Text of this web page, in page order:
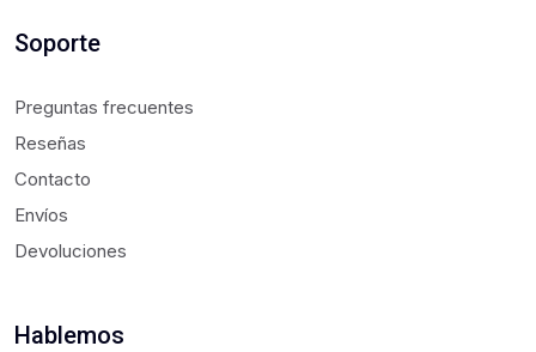
Soporte
Preguntas frecuentes
Reseñas
Contacto
Envíos
Devoluciones
Hablemos